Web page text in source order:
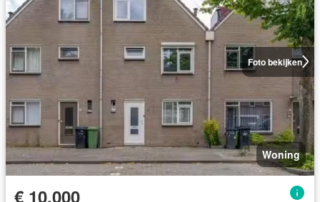
Foto bekijken
Woning
€ 10.000